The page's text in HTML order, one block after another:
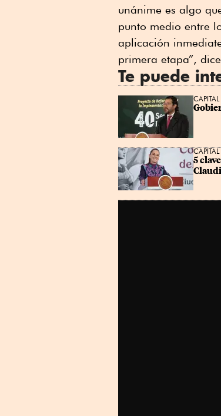
unánime es algo
punto medio entre
aplicación
primera etapa”,
Te puede
5